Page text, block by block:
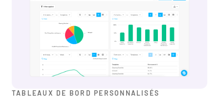
TABLEAUX DE BORD PERSONNALISÉS